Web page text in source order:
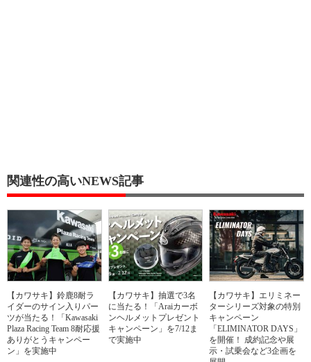
関連性の高いNEWS記事
【カワサキ】鈴鹿8耐ラ
イダーのサイン入りパー
ツが当たる！「Kawasaki
Plaza Racing Team 8耐応援
ありがとうキャンペー
ン」を実施中
【カワサキ】抽選で3名
に当たる！「Araiカーボ
ンヘルメットプレゼント
キャンペーン」を7/12ま
で実施中
【カワサキ】エリミネー
ターシリーズ対象の特別
キャンペーン
「ELIMINATOR DAYS」
を開催！ 成約記念や展
示・試乗会など3企画を